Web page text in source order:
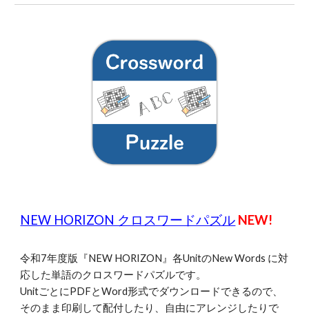
NEW HORIZON クロスワードパズル NEW!
令和7年度版『NEW HORIZON』各UnitのNew Words に対
応した単語のクロスワードパズルです。
UnitごとにPDFとWord形式でダウンロードできるので、
そのまま印刷して配付したり、自由にアレンジしたりで